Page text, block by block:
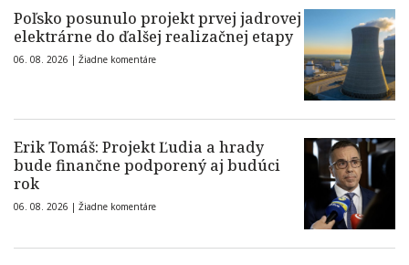
Poľsko posunulo projekt prvej jadrovej
elektrárne do ďalšej realizačnej etapy
06. 08. 2026 | Žiadne komentáre
Erik Tomáš: Projekt Ľudia a hrady
bude finančne podporený aj budúci
rok
06. 08. 2026 | Žiadne komentáre